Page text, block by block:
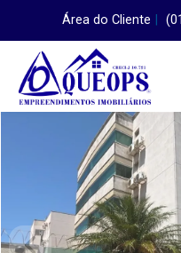
Área do Cliente